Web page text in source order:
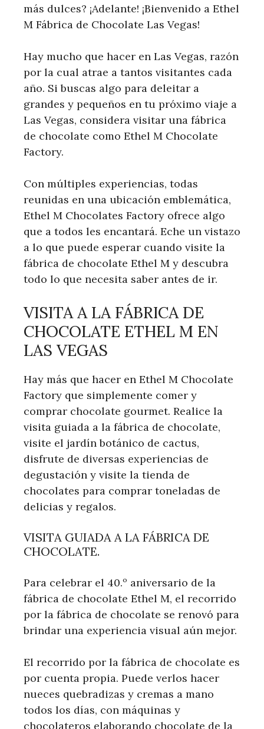
más dulces? ¡Adelante! ¡Bienvenido a Ethel
M Fábrica de Chocolate Las Vegas!
Hay mucho que hacer en Las Vegas, razón
por la cual atrae a tantos visitantes cada
año. Si buscas algo para deleitar a
grandes y pequeños en tu próximo viaje a
Las Vegas, considera visitar una fábrica
de chocolate como Ethel M Chocolate
Factory.
Con múltiples experiencias, todas
reunidas en una ubicación emblemática,
Ethel M Chocolates Factory ofrece algo
que a todos les encantará. Eche un vistazo
a lo que puede esperar cuando visite la
fábrica de chocolate Ethel M y descubra
todo lo que necesita saber antes de ir.
VISITA A LA FÁBRICA DE
CHOCOLATE ETHEL M EN
LAS VEGAS
Hay más que hacer en Ethel M Chocolate
Factory que simplemente comer y
comprar chocolate gourmet. Realice la
visita guiada a la fábrica de chocolate,
visite el jardín botánico de cactus,
disfrute de diversas experiencias de
degustación y visite la tienda de
chocolates para comprar toneladas de
delicias y regalos.
VISITA GUIADA A LA FÁBRICA DE
CHOCOLATE.
Para celebrar el 40.º aniversario de la
fábrica de chocolate Ethel M, el recorrido
por la fábrica de chocolate se renovó para
brindar una experiencia visual aún mejor.
El recorrido por la fábrica de chocolate es
por cuenta propia. Puede verlos hacer
nueces quebradizas y cremas a mano
todos los días, con máquinas y
chocolateros elaborando chocolate de la